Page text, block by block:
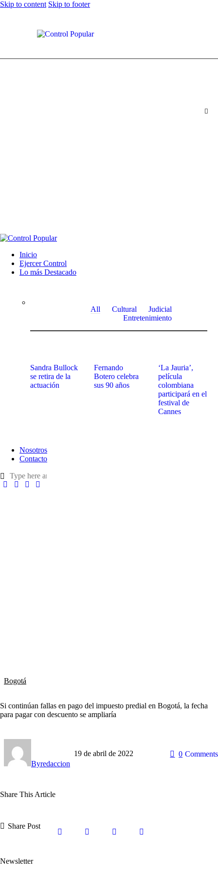
Skip to content Skip to footer
Inicio
Ejercer Control
Lo más Destacado
All Cultural
Judicial
Entretenimiento
Sandra Bullock
se retira de la
actuación
Fernando
Botero celebra
sus 90 años
‘La Jauria’,
película
colombiana
participará en el
festival de
Cannes
Nosotros
Contacto
Bogotá
Si continúan fallas en pago del impuesto predial en Bogotá, la fecha
para pagar con descuento se ampliaría
Byredaccion
19 de abril de 2022 0 Comments
Share This Article
Share Post
Newsletter